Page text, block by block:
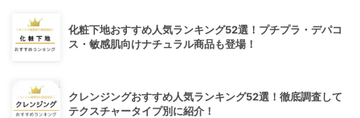
化粧下地おすすめ人気ランキング52選！プチプラ・デパコ
ス・敏感肌向けナチュラル商品も登場！
クレンジングおすすめ人気ランキング52選！徹底調査して
テクスチャータイプ別に紹介！